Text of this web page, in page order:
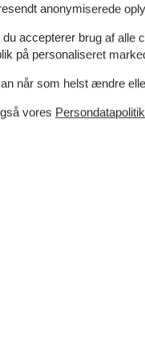
og afslappende
er der god plads til det
ved
du bade ved
for hele familien.
kurven med friske,
rolige vand ved Saksild
i Odder, der
til en ferie fyldt med
anonymiserede
du accepterer brug af alle
på personaliseret
når som helst ændre
vores Persondatapolitik